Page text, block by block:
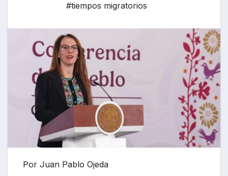
#tiempos migratorios
Por Juan Pablo Ojeda